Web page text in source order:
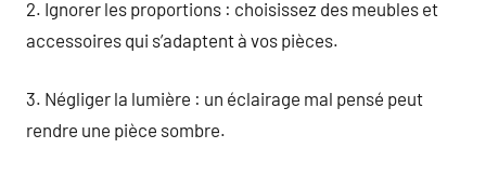
2. Ignorer les proportions : choisissez des meubles et
accessoires qui s’adaptent à vos pièces.
3. Négliger la lumière : un éclairage mal pensé peut
rendre une pièce sombre.